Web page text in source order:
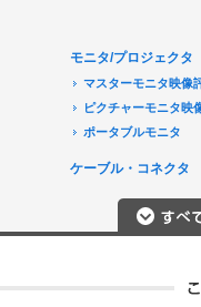
モニタ/プロジェクタ
マスターモニタ映像
ピクチャーモニタ映
ポータブルモニタ
プロジェクタ
プロジェクタアクセ
ケーブル・コネクタ